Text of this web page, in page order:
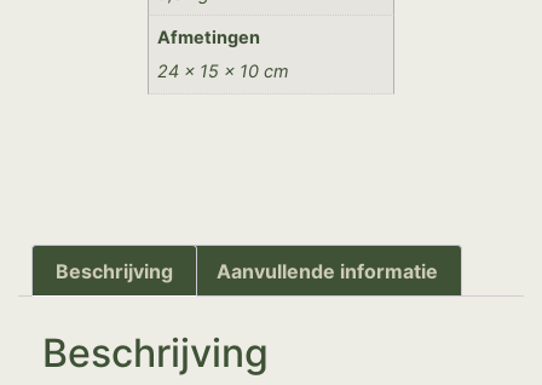
Afmetingen
24 × 15 × 10 cm
Beschrijving Aanvullende informatie
Beschrijving